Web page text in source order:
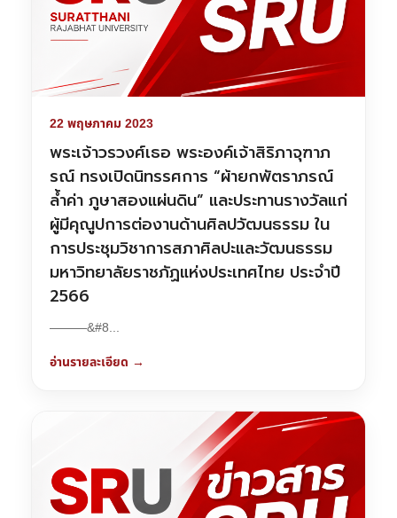
22 พฤษภาคม 2023
พระเจ้าวรวงศ์เธอ พระองค์เจ้าสิริภาจุฑาภ
รณ์ ทรงเปิดนิทรรศการ “ผ้ายกพัตราภรณ์
ล้ำค่า ภูษาสองแผ่นดิน” และประทานรางวัลแก่
ผู้มีคุณูปการต่องานด้านศิลปวัฒนธรรม ใน
การประชุมวิชาการสภาศิลปะและวัฒนธรรม
มหาวิทยาลัยราชภัฏแห่งประเทศไทย ประจำปี
2566
———&#8...
อ่านรายละเอียด →